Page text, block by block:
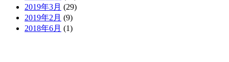
2019年3月 (29)
2019年2月 (9)
2018年6月 (1)